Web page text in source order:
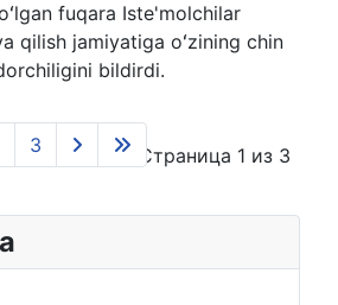
fuqara Iste'molchilar
qilish jamiyatiga oʻzining chin
bildirdi.
Страница 1 из 3
3